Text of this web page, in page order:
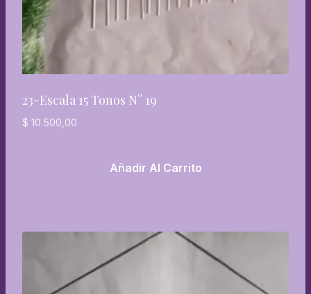
23-Escala 15 Tonos N° 19
$ 10.500,00
Añadir Al Carrito